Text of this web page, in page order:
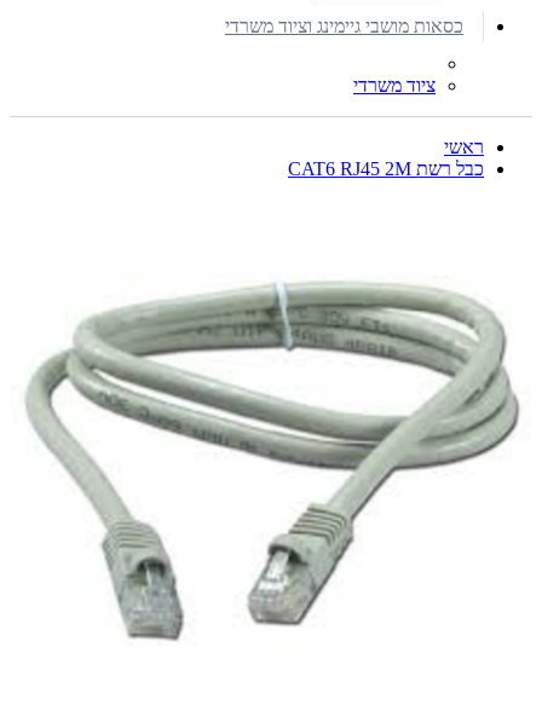
כסאות מושבי גיימינג וציוד משרדי
ציוד משרדי
ראשי
כבל רשת CAT6 RJ45 2M